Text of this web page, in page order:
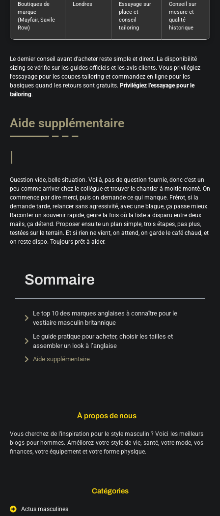
Boutiques de
marque
(Mayfair, Savile
Row)
Londres
Essayage sur
place et
conseil
tailoring
Conseil sur
mesure et
qualité
historique
Le dernier conseil avant d’acheter reste simple et direct. La disponibilité
sizing se vérifie sur les guides officiels et les avis clients. Vous privilégiez
l’essayage pour les coupes tailoring et commandez en ligne pour les
basiques quand les retours sont gratuits. Privilégiez l’essayage pour le
tailoring.
Aide supplémentaire
Question vide, belle situation. Voilà, pas de question fournie, donc c’est un
peu comme arriver chez le collègue et trouver le chantier à moitié monté. On
commence par dire merci, puis on demande ce qui manque. Frérot, si la
demande tarde, relancer sans agressivité, avec une blague, ça passe mieux.
Raconter un souvenir rapide, genre la fois où la liste a disparu entre deux
mails, ça détend. Proposer ensuite un plan simple, trois étapes, pas plus,
testées sur le terrain. Et si rien ne vient, on attend, on garde le café chaud, et
on reste dispo. Toujours prêt à aider.
Sommaire
Le top 10 des marques anglaises à connaître pour le
vestiaire masculin britannique
Le guide pratique pour acheter, choisir les tailles et
assembler un look à l’anglaise
Aide supplémentaire
À propos de nous
Vous cherchez de l’inspiration pour le style masculin ? Voici les meilleurs
blogs pour hommes. Améliorez votre style de vie, santé, votre mode, vos
finances, votre équipement et votre forme physique.
Catégories
Actus masculines